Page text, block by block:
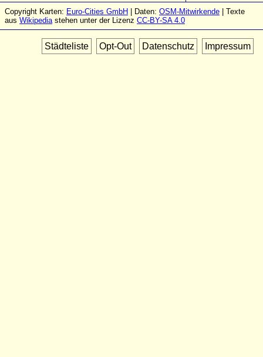
Copyright Karten: Euro-Cities GmbH | Daten: OSM-Mitwirkende | Texte
aus Wikipediastehen unter der Lizenz CC-BY-SA 4.0
Städteliste Opt-Out Datenschutz Impressum